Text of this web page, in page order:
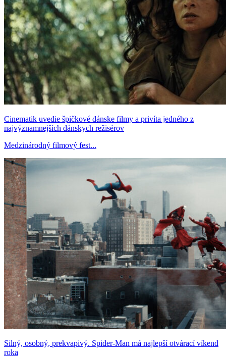
Cinematik uvedie špičkové dánske filmy a privíta jedného z
najvýznamnejších dánskych režisérov
Medzinárodný filmový fest...
Silný, osobný, prekvapivý. Spider-Man má najlepší otvárací víkend
roka